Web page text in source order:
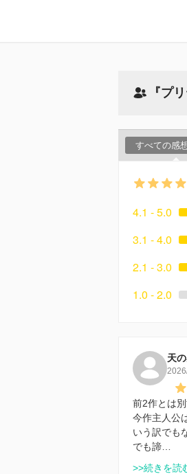
『プ
すべての感
4.1 - 5.0
3.1 - 4.0
2.1 - 3.0
1.0 - 2.0
天
前2作とは
今作主人公
いう訳でも
でも諦…
>>続きを読